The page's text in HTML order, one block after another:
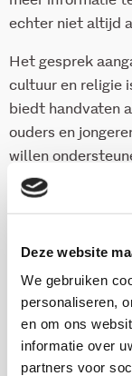
Deze website
We gebruiken
personaliseren,
en om ons
informatie over
partners voor
echter niet altijd
Het gesprek
cultuur en religie
biedt handvaten
ouders en
willen
over seksualiteit.
ISBN 978-
Download